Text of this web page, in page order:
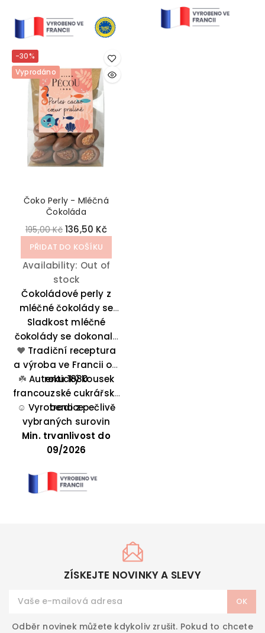
-30%
Vyprodáno
Čoko Perly - Mléčná
Čokoláda
195,00 Kč 136,50 Kč
PŘIDAT DO KOŠÍKU
Availability: Out of
stock
Čokoládové perly z
mléčné čokolády se
středem z praliné a
mandlemi.
Sladkost mléčné
čokolády se dokonale
mísí s lahodnou chutí
pralinky a křupavostí
mandlí.
❤️ Tradiční receptura
a výroba ve Francii od
roku 1880
☘️ Autentický kousek
francouzské cukrářské
tradice
☺️ Vyrobeno z pečlivě
vybraných surovin
Min. trvanlivost do
09/2026
ZÍSKEJTE NOVINKY A SLEVY
Odběr novinek můžete kdykoliv zrušit. Pokud to chcete